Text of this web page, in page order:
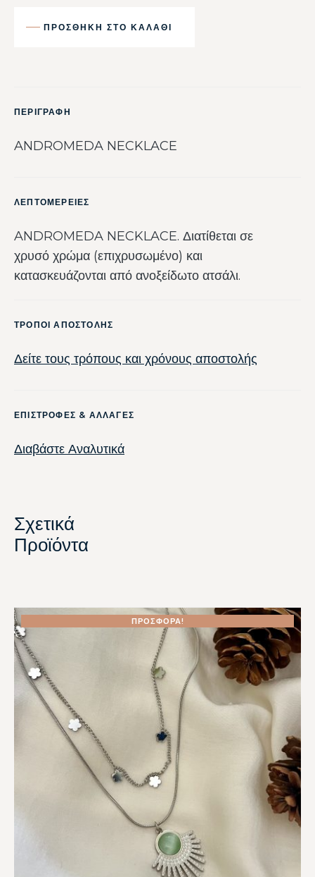
ΠΡΟΣΘΉΚΗ ΣΤΟ ΚΑΛΆΘΙ
ΠΕΡΙΓΡΑΦΗ
ANDROMEDA NECKLACE
ΛΕΠΤΟΜΕΡΕΙΕΣ
ANDROMEDA NECKLACE. Διατίθεται σε
χρυσό χρώμα (επιχρυσωμένο) και
κατασκευάζονται από ανοξείδωτο ατσάλι.
ΤΡΟΠΟΙ ΑΠΟΣΤΟΛΗΣ
Δείτε τους τρόπους και χρόνους αποστολής
ΕΠΙΣΤΡΟΦΕΣ & ΑΛΛΑΓΕΣ
Διαβάστε Αναλυτικά
Σχετικά
Προϊόντα
ΠΡΟΣΦΟΡΆ!